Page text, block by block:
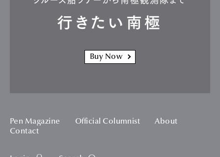
行きたい南極
Buy Now
Pen Magazine Official Columnist
About
Contact